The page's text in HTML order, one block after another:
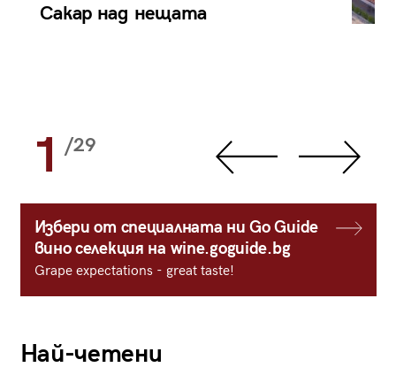
Сакар над нещата
1 /29
Избери от специалната ни Go Guide
вино селекция на wine.goguide.bg
Grape expectations - great taste!
Най-четени